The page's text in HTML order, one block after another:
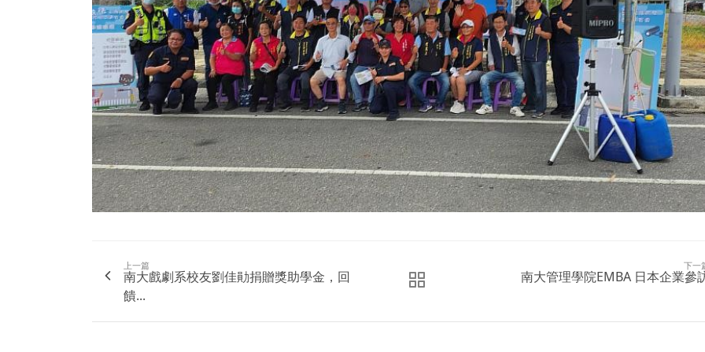
上一篇
南大戲劇系校友劉佳勛捐贈獎助學金，回
饋...
下一
南大管理學院EMBA 日本企業參